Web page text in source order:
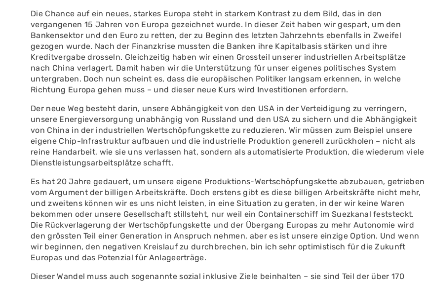
Die Chance auf ein neues, starkes Europa steht in starkem Kontrast zu dem Bild, das in den
vergangenen 15 Jahren von Europa gezeichnet wurde. In dieser Zeit haben wir gespart, um den
Bankensektor und den Euro zu retten, der zu Beginn des letzten Jahrzehnts ebenfalls in Zweifel
gezogen wurde. Nach der Finanzkrise mussten die Banken ihre Kapitalbasis stärken und ihre
Kreditvergabe drosseln. Gleichzeitig haben wir einen Grossteil unserer industriellen Arbeitsplätze
nach China verlagert. Damit haben wir die Unterstützung für unser eigenes politisches System
untergraben. Doch nun scheint es, dass die europäischen Politiker langsam erkennen, in welche
Richtung Europa gehen muss – und dieser neue Kurs wird Investitionen erfordern.
Der neue Weg besteht darin, unsere Abhängigkeit von den USA in der Verteidigung zu verringern,
unsere Energieversorgung unabhängig von Russland und den USA zu sichern und die Abhängigkeit
von China in der industriellen Wertschöpfungskette zu reduzieren. Wir müssen zum Beispiel unsere
eigene Chip-Infrastruktur aufbauen und die industrielle Produktion generell zurückholen – nicht als
reine Handarbeit, wie sie uns verlassen hat, sondern als automatisierte Produktion, die wiederum viele
Dienstleistungsarbeitsplätze schafft.
Es hat 20 Jahre gedauert, um unsere eigene Produktions-Wertschöpfungskette abzubauen, getrieben
vom Argument der billigen Arbeitskräfte. Doch erstens gibt es diese billigen Arbeitskräfte nicht mehr,
und zweitens können wir es uns nicht leisten, in eine Situation zu geraten, in der wir keine Waren
bekommen oder unsere Gesellschaft stillsteht, nur weil ein Containerschiff im Suezkanal feststeckt.
Die Rückverlagerung der Wertschöpfungskette und der Übergang Europas zu mehr Autonomie wird
den grössten Teil einer Generation in Anspruch nehmen, aber es ist unsere einzige Option. Und wenn
wir beginnen, den negativen Kreislauf zu durchbrechen, bin ich sehr optimistisch für die Zukunft
Europas und das Potenzial für Anlageerträge.
Dieser Wandel muss auch sogenannte sozial inklusive Ziele beinhalten – sie sind Teil der über 170